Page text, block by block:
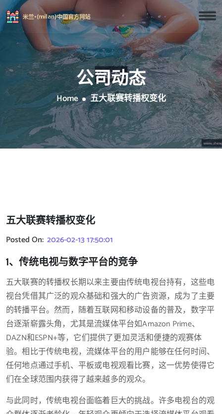
公司动态
Home 五大联赛转播权变化
五大联赛转播权变化
Posted On: 2026-02-13 17:50:01
1、传统电视与数字平台的竞争
五大联赛的转播权长期以来主要由传统电视台持有，这些电
视台凭借其广泛的观众基础和强大的广告资源，成为了主要
的转播平台。然而，随着互联网和移动设备的普及，数字平
台逐渐崭露头角，尤其是流媒体平台如Amazon Prime、
DAZN和ESPN+等，它们提供了更加灵活和便捷的观赛体
验。相比于传统电视，流媒体平台的用户能够在任何时间、
任何地点通过手机、平板或电视观看比赛，这一优势使得它
们在全球范围内获得了越来越多的观众。
与此同时，传统电视台面临着巨大的挑战。许多电视台的观